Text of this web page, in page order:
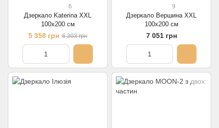
6
Дзеркало Katerina XXL
100х200 см
5 358 грн 6 303 грн
9
Дзеркало Вершина XXL
100х200 см
7 051 грн